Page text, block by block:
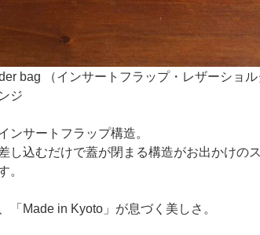
bag （インサートフラップ・レザーショル
ジ
ンサートフラップ構造。
し込むだけで蓋が閉まる構造がお出かけの
。
「Made in Kyoto」が息づく美しさ。